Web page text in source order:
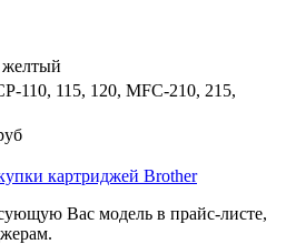
110, 115, 120, MFC-210, 215,
картриджей Brother
Вас модель в прайс-листе,